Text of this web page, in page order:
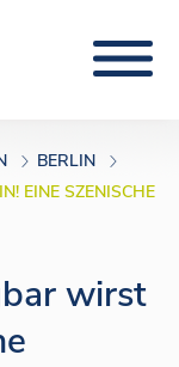
BERLIN
EINE SZENISCHE
wirst